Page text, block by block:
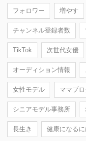
フォロワー 増やす
チャンネル登録者数
TikTok 次世代女優
オーディション情報
女性モデル ママブ
シニアモデル事務所
長生き 健康になるに